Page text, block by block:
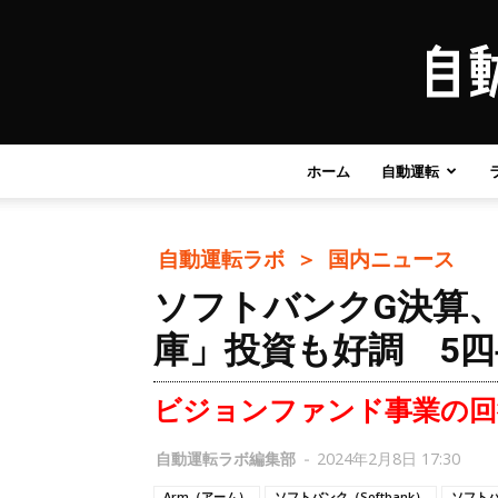
ホーム 自動運転
自動運転ラボ ＞ 国内ニュース
ソフトバンクG決算
庫」投資も好調 5
ビジョンファンド事業の
自動運転ラボ編集部 - 2024年2月8日 17:30